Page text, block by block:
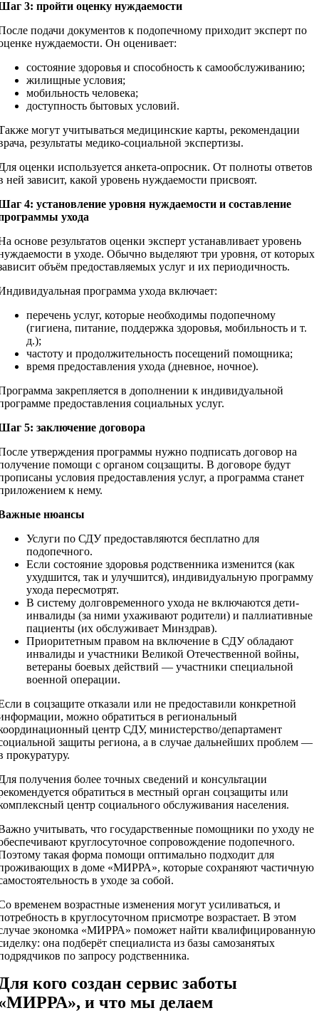
3: пройти оценку нуждаемости
подачи документов к подопечному приходит эксперт по
нуждаемости. Он оценивает:
состояние здоровья и способность к самообслуживанию;
жилищные условия;
мобильность человека;
доступность бытовых условий.
могут учитываться медицинские карты, рекомендации
результаты медико-социальной экспертизы.
оценки используется анкета-опросник. От полноты ответов
ней зависит, какой уровень нуждаемости присвоят.
4: установление уровня нуждаемости и составление
ухода
основе результатов оценки эксперт устанавливает уровень
в уходе. Обычно выделяют три уровня, от которых
объём предоставляемых услуг и их периодичность.
программа ухода включает:
перечень услуг, которые необходимы подопечному
(гигиена, питание, поддержка здоровья, мобильность и т.
д.);
частоту и продолжительность посещений помощника;
время предоставления ухода (дневное, ночное).
закрепляется в дополнении к индивидуальной
предоставления социальных услуг.
5: заключение договора
утверждения программы нужно подписать договор на
помощи с органом соцзащиты. В договоре будут
условия предоставления услуг, а программа станет
к нему.
нюансы
Услуги по СДУ предоставляются бесплатно для
подопечного.
Если состояние здоровья родственника изменится (как
ухудшится, так и улучшится), индивидуальную программу
ухода пересмотрят.
В систему долговременного ухода не включаются дети-
инвалиды (за ними ухаживают родители) и паллиативные
пациенты (их обслуживает Минздрав).
Приоритетным правом на включение в СДУ обладают
инвалиды и участники Великой Отечественной войны,
ветераны боевых действий — участники специальной
военной операции.
в соцзащите отказали или не предоставили конкретной
можно обратиться в региональный
центр СДУ, министерство/департамент
защиты региона, а в случае дальнейших проблем —
прокуратуру.
получения более точных сведений и консультации
обратиться в местный орган соцзащиты или
центр социального обслуживания населения.
учитывать, что государственные помощники по уходу не
круглосуточное сопровождение подопечного.
такая форма помощи оптимально подходит для
в доме «МИРРА», которые сохраняют частичную
в уходе за собой.
временем возрастные изменения могут усиливаться, и
в круглосуточном присмотре возрастает. В этом
экономка «МИРРА» поможет найти квалифицированную
она подберёт специалиста из базы самозанятых
по запросу родственника.
кого создан сервис заботы
и что мы делаем